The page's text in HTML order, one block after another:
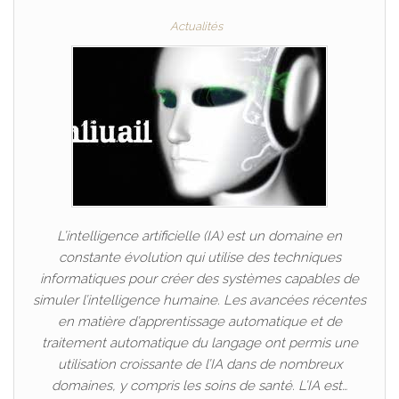
Actualités
L’intelligence artificielle (IA) est un domaine en
constante évolution qui utilise des techniques
informatiques pour créer des systèmes capables de
simuler l’intelligence humaine. Les avancées récentes
en matière d’apprentissage automatique et de
traitement automatique du langage ont permis une
utilisation croissante de l’IA dans de nombreux
domaines, y compris les soins de santé. L’IA est…